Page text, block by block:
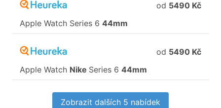
Apple Watch Series 6 44mm
od 5490 Kč
Apple Watch Nike Series 6 44mm
od 5490 Kč
Zobrazit dalších 5 nabídek